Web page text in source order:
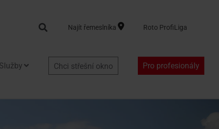
Najít řemeslníka Roto ProfiLiga
Search
Služby Chci střešní okno Pro profesionály